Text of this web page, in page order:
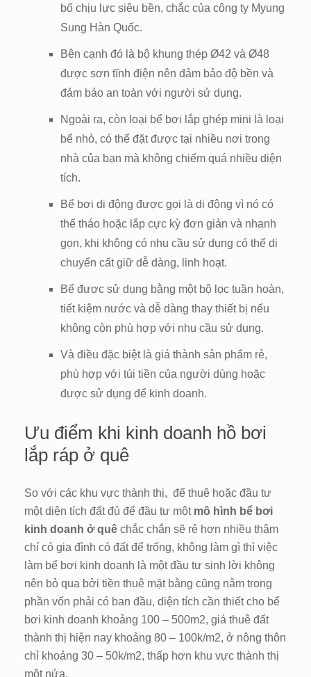
bố chịu lực siêu bền, chắc của công ty Myung
Sung Hàn Quốc.
Bên cạnh đó là bộ khung thép Ø42 và Ø48
được sơn tĩnh điện nên đảm bảo độ bền và
đảm bảo an toàn với người sử dụng.
Ngoài ra, còn loại bể bơi lắp ghép mini là loại
bể nhỏ, có thể đặt được tại nhiều nơi trong
nhà của bạn mà không chiếm quá nhiều diện
tích.
Bể bơi di động được gọi là di động vì nó có
thể tháo hoặc lắp cực kỳ đơn giản và nhanh
gọn, khi không có nhu cầu sử dụng có thể di
chuyển cất giữ dễ dàng, linh hoạt.
Bể được sử dụng bằng một bộ lọc tuần hoàn,
tiết kiệm nước và dễ dàng thay thiết bị nếu
không còn phù hợp với nhu cầu sử dụng.
Và điều đặc biệt là giá thành sản phẩm rẻ,
phù hợp với túi tiền của người dùng hoặc
được sử dụng để kinh doanh.
Ưu điểm khi kinh doanh hồ bơi
lắp ráp ở quê
So với các khu vực thành thị, để thuê hoặc đầu tư
một diện tích đất đủ để đầu tư một mô hình bể bơi
kinh doanh ở quê chắc chắn sẽ rẻ hơn nhiều thậm
chí có gia đình có đất để trống, không làm gì thì việc
làm bể bơi kinh doanh là một đầu tư sinh lời không
nên bỏ qua bởi tiền thuê mặt bằng cũng nằm trong
phần vốn phải có ban đầu, diện tích cần thiết cho bể
bơi kinh doanh khoảng 100 – 500m2, giá thuê đất
thành thị hiện nay khoảng 80 – 100k/m2, ở nông thôn
chỉ khoảng 30 – 50k/m2, thấp hơn khu vực thành thị
một nửa.